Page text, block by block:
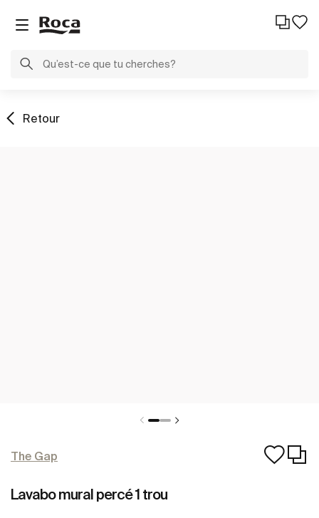
Retour
The Gap
Lavabo mural percé 1 trou